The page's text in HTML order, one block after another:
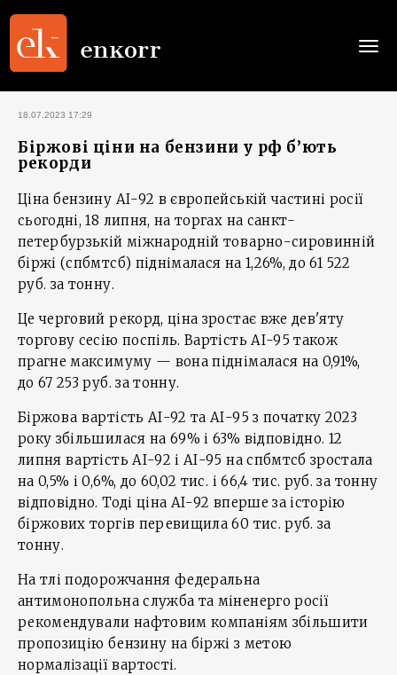
18.07.2023 17:29
Біржові ціни на бензини у рф б’ють
рекорди
Ціна бензину АІ-92 в європейській частині росії
сьогодні, 18 липня, на торгах на санкт-
петербурзькій міжнародній товарно-сировинній
біржі (спбмтсб) піднімалася на 1,26%, до 61 522
руб. за тонну.
Це черговий рекорд, ціна зростає вже дев'яту
торгову сесію поспіль. Вартість АІ-95 також
прагне максимуму — вона піднімалася на 0,91%,
до 67 253 руб. за тонну.
Біржова вартість АІ-92 та АІ-95 з початку 2023
року збільшилася на 69% і 63% відповідно. 12
липня вартість АІ-92 і АІ-95 на спбмтсб зростала
на 0,5% і 0,6%, до 60,02 тис. і 66,4 тис. руб. за тонну
відповідно. Тоді ціна АІ-92 вперше за історію
біржових торгів перевищила 60 тис. руб. за
тонну.
На тлі подорожчання федеральна
антимонопольна служба та міненерго росії
рекомендували нафтовим компаніям збільшити
пропозицію бензину на біржі з метою
нормалізації вартості.